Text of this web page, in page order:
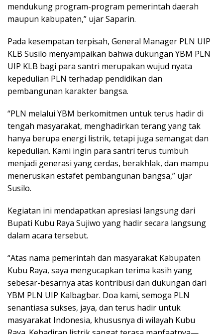
mendukung program-program pemerintah daerah
maupun kabupaten,” ujar Saparin.
Pada kesempatan terpisah, General Manager PLN UIP
KLB Susilo menyampaikan bahwa dukungan YBM PLN
UIP KLB bagi para santri merupakan wujud nyata
kepedulian PLN terhadap pendidikan dan
pembangunan karakter bangsa.
“PLN melalui YBM berkomitmen untuk terus hadir di
tengah masyarakat, menghadirkan terang yang tak
hanya berupa energi listrik, tetapi juga semangat dan
kepedulian. Kami ingin para santri terus tumbuh
menjadi generasi yang cerdas, berakhlak, dan mampu
meneruskan estafet pembangunan bangsa,” ujar
Susilo.
Kegiatan ini mendapatkan apresiasi langsung dari
Bupati Kubu Raya Sujiwo yang hadir secara langsung
dalam acara tersebut.
“Atas nama pemerintah dan masyarakat Kabupaten
Kubu Raya, saya mengucapkan terima kasih yang
sebesar-besarnya atas kontribusi dan dukungan dari
YBM PLN UIP Kalbagbar. Doa kami, semoga PLN
senantiasa sukses, jaya, dan terus hadir untuk
masyarakat Indonesia, khususnya di wilayah Kubu